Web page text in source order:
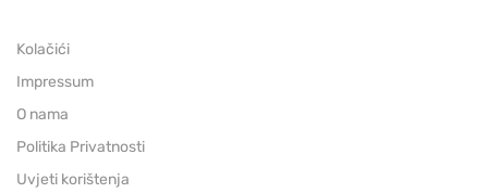
Kolačići
Impressum
O nama
Politika Privatnosti
Uvjeti korištenja